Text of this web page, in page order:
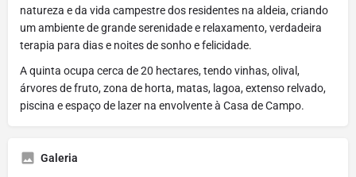
natureza e da vida campestre dos residentes na aldeia, criando
um ambiente de grande serenidade e relaxamento, verdadeira
terapia para dias e noites de sonho e felicidade.
A quinta ocupa cerca de 20 hectares, tendo vinhas, olival,
árvores de fruto, zona de horta, matas, lagoa, extenso relvado,
piscina e espaço de lazer na envolvente à Casa de Campo.
Galeria